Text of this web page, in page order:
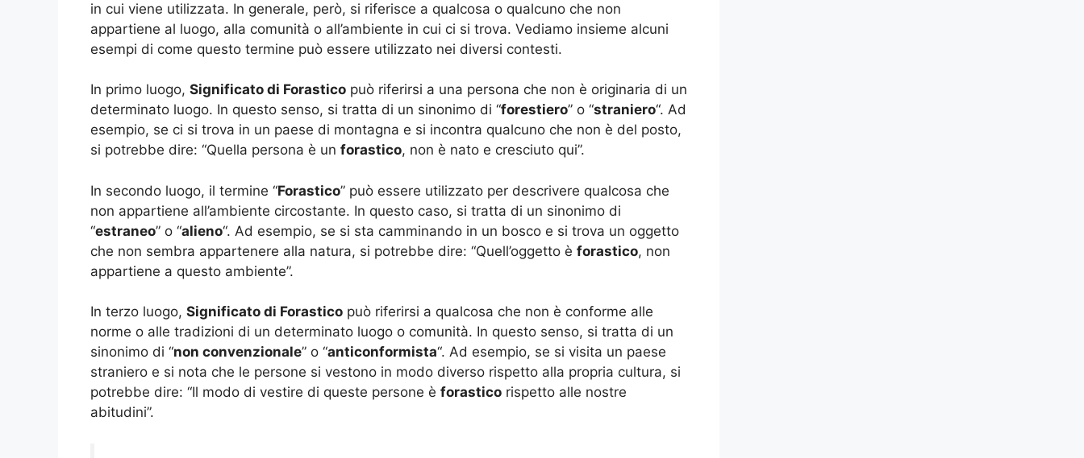
in cui viene utilizzata. In generale, però, si riferisce a qualcosa o qualcuno che non
appartiene al luogo, alla comunità o all’ambiente in cui ci si trova. Vediamo insieme alcuni
esempi di come questo termine può essere utilizzato nei diversi contesti.
In primo luogo, Significato di Forastico può riferirsi a una persona che non è originaria di un
determinato luogo. In questo senso, si tratta di un sinonimo di “forestiero” o “straniero“. Ad
esempio, se ci si trova in un paese di montagna e si incontra qualcuno che non è del posto,
si potrebbe dire: “Quella persona è un forastico, non è nato e cresciuto qui”.
In secondo luogo, il termine “Forastico” può essere utilizzato per descrivere qualcosa che
non appartiene all’ambiente circostante. In questo caso, si tratta di un sinonimo di
“estraneo” o “alieno“. Ad esempio, se si sta camminando in un bosco e si trova un oggetto
che non sembra appartenere alla natura, si potrebbe dire: “Quell’oggetto è forastico, non
appartiene a questo ambiente”.
In terzo luogo, Significato di Forastico può riferirsi a qualcosa che non è conforme alle
norme o alle tradizioni di un determinato luogo o comunità. In questo senso, si tratta di un
sinonimo di “non convenzionale” o “anticonformista“. Ad esempio, se si visita un paese
straniero e si nota che le persone si vestono in modo diverso rispetto alla propria cultura, si
potrebbe dire: “Il modo di vestire di queste persone è forastico rispetto alle nostre
abitudini”.